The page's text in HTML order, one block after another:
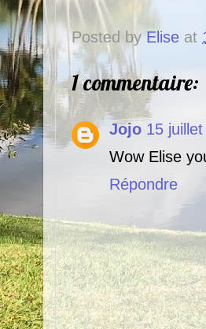
Posted byElise at
1 commentaire:
Jojo 15
Wow Elise
Répondre